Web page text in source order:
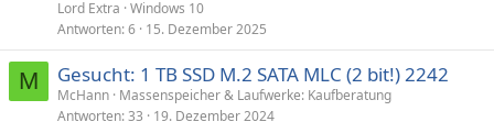
Lord Extra Windows 10
Antworten 6 15. Dezember 2025
M Gesucht: 1 TB SSD M.2 SATA MLC (2 bit!) 2242
McHann Massenspeicher & Laufwerke: Kaufberatung
Antworten 33 19. Dezember 2024